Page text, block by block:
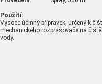
Použití:
Vysoce účinný přípravek, určený k
mechanického rozprašovače na
vody.